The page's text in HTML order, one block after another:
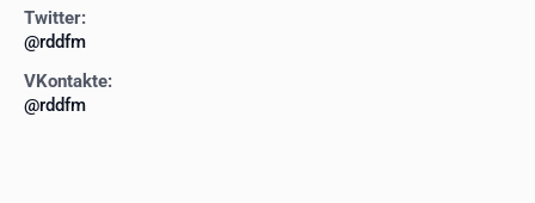
Twitter:
@rddfm
VKontakte:
@rddfm